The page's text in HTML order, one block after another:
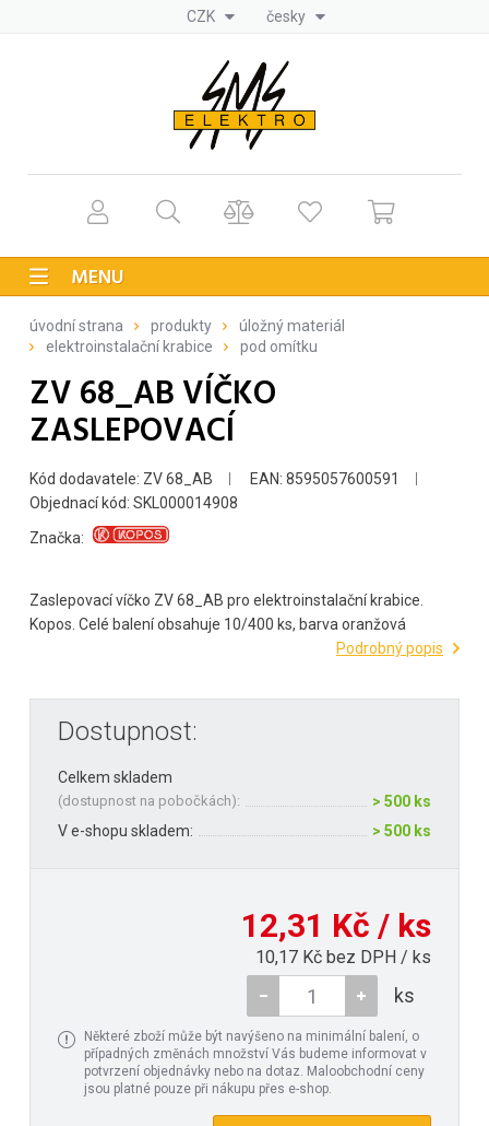
CZK česky
MENU
úvodní strana produkty
úložný materiál
elektroinstalační krabice
pod omítku
ZV 68_AB VÍČKO
ZASLEPOVACÍ
Kód dodavatele: ZV 68_AB
EAN: 8595057600591
Objednací kód: SKL000014908
Značka:
Zaslepovací víčko ZV 68_AB pro elektroinstalační krabice.
Kopos. Celé balení obsahuje 10/400 ks, barva oranžová
Podrobný popis
Dostupnost:
Celkem skladem
(dostupnost na pobočkách):
> 500 ks
V e-shopu skladem:
> 500 ks
12,31 Kč / ks
10,17 Kč bez DPH / ks
ks
Některé zboží může být navýšeno na minimální balení, o
případných změnách množství Vás budeme informovat v
potvrzení objednávky nebo na dotaz. Maloobchodní ceny
jsou platné pouze při nákupu přes e-shop.